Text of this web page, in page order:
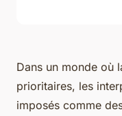
Dans un monde où
prioritaires, les
imposés comme